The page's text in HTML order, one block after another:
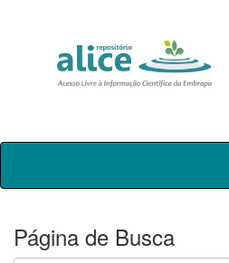
Skip
Página de Busca